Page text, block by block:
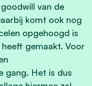
van de
komt ook nog
opgehoogd is
gemaakt. Voor
gang. Het is dus